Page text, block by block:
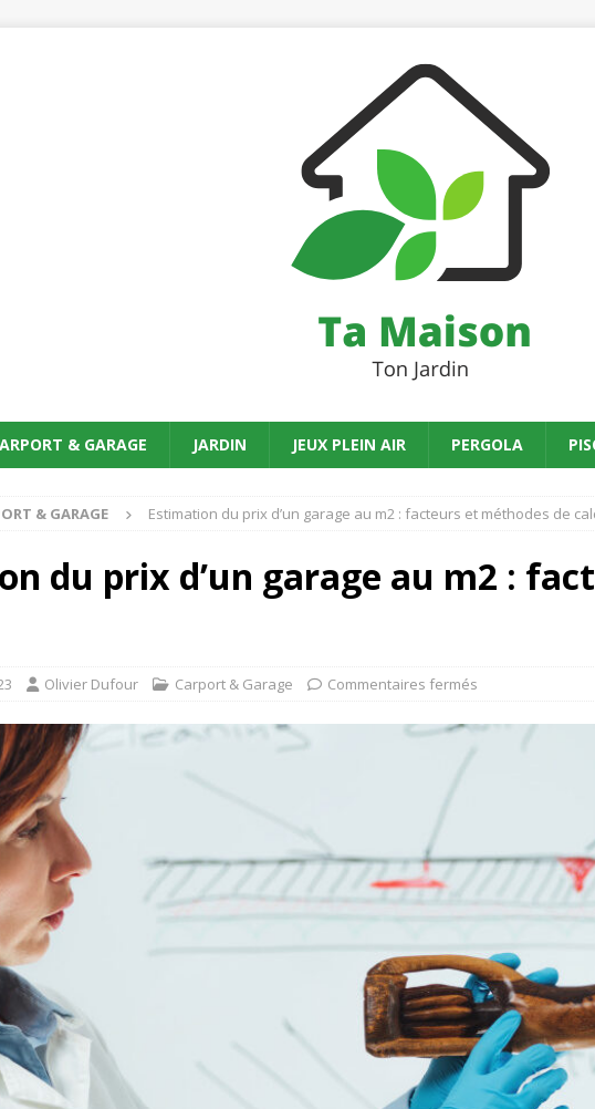
& GARAGE JARDIN JEUX PLEIN AIR PERGOLA
& GARAGE Estimation du prix d’un garage au m2 : facteurs et méthodes de
du prix d’un garage au m2 :
Olivier Dufour Carport & Garage Commentaires fermés